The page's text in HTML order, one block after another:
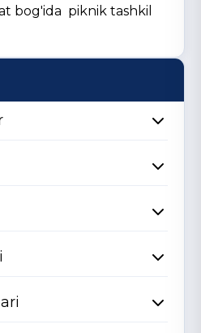
bog'ida piknik tashkil